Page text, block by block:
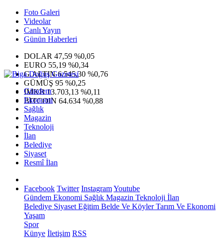
Foto Galeri
Videolar
Canlı Yayın
Günün Haberleri
DOLAR 47,59 %0,05
EURO 55,19 %0,34
G.ALTIN6.545,30 %0,76
GÜMÜŞ 95 %0,25
IMKB13.703,13 %0,11
BITCOIN 64.634 %0,88
Gündem
Ekonomi
Sağlık
Magazin
Teknoloji
İlan
Belediye
Siyaset
Resmî İlan
Facebook Twitter InstagramYoutube
Gündem Ekonomi Sağlık Magazin Teknoloji İlan
Belediye Siyaset Eğitim Belde Ve KöylerTarım Ve Ekonomi
Yaşam
Spor
Künye İletişim RSS